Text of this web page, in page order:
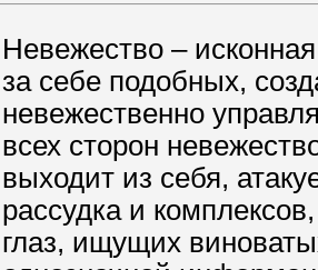
Невежество –
за себе подобных,
невежественно
всех сторон
выходит из себя,
рассудка и
глаз, ищущих